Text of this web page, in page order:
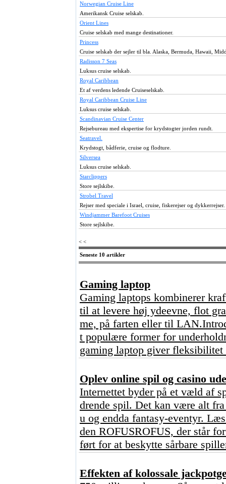
Norwegian Cruise Line
Amerikansk Cruise selskab.
Orient Lines
Cruise selskab med mange destinationer.
Princess
Cruise selskab der sejler til bla. Alaska, Bermuda, Hawaii,
Radisson 7 Seas
Luksus cruise selskab.
Royal Caribbean
Et af verdens ledende Cruiseselskab.
Royal Caribbean Cruise Line
Luksus cruise selskab.
Scandinavian Cruise Center
Rejsebureau med ekspertise for krydstogter jorden rundt.
Seatravel.
Krydstogt, bådferie, cruise og flodture.
Silversea
Luksus cruise selskab.
Starclippers
Store sejlskibe.
Strobel Travel
Rejser med speciale i Israel, cruise, fiskerejser og dykkerrejser.
Windjammer Barefoot Cruises
Store sejlskibe.
< <
Seneste 10 artikler
Gaming laptop
Gaming laptops kombinerer
til at levere høj ydeevne, flot
me, på farten eller til
t populære former for
gaming laptop giver fleksibilitet
Oplev online spil og casino
Internettet byder på et væld af
drende spil. Det kan være alt
u og endda fantasy-eventyr.
den ROFUSROFUS, der står
ført for at beskytte sårbare
Effekten af kolossale